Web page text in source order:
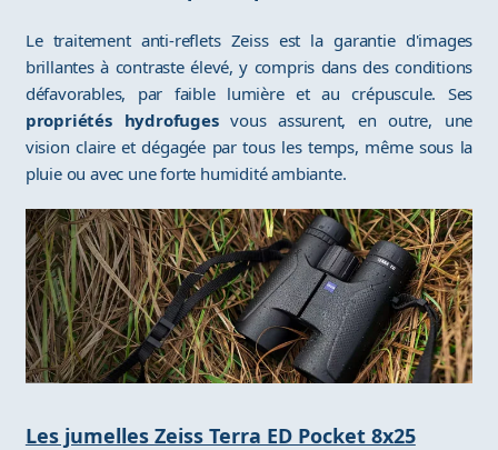
Le traitement anti-reflets Zeiss est la garantie d'images
brillantes à contraste élevé, y compris dans des conditions
défavorables, par faible lumière et au crépuscule. Ses
propriétés hydrofugesvous assurent, en outre, une
vision claire et dégagée par tous les temps, même sous la
pluie ou avec une forte humidité ambiante.
Les jumelles Zeiss Terra ED Pocket 8x25